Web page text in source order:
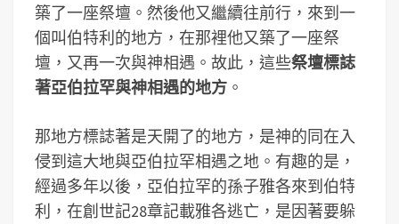
築了一座祭壇。然後他又繼續往前行，來到一
個叫伯特利的地方，在那裡他又築了一座祭
壇，又再一次與神相遇。故此，這些祭壇標誌
著亞伯拉罕與神相遇的地方 。
那地方標誌著是天開了的地方，是神的同在入
侵到這大地與亞伯拉罕相遇之地。有趣的是，
經過多年以後，亞伯拉罕的孫子雅各來到伯特
利，在創世記28章記載雅各逃亡，是因著要躲